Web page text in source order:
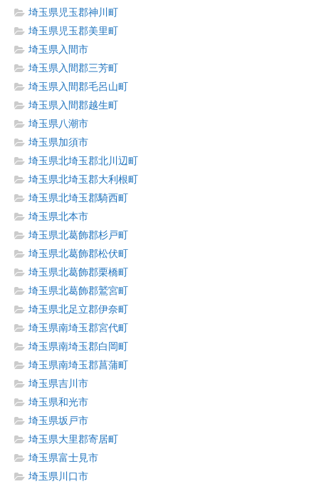
埼玉県児玉郡神川町
埼玉県児玉郡美里町
埼玉県入間市
埼玉県入間郡三芳町
埼玉県入間郡毛呂山町
埼玉県入間郡越生町
埼玉県八潮市
埼玉県加須市
埼玉県北埼玉郡北川辺町
埼玉県北埼玉郡大利根町
埼玉県北埼玉郡騎西町
埼玉県北本市
埼玉県北葛飾郡杉戸町
埼玉県北葛飾郡松伏町
埼玉県北葛飾郡栗橋町
埼玉県北葛飾郡鷲宮町
埼玉県北足立郡伊奈町
埼玉県南埼玉郡宮代町
埼玉県南埼玉郡白岡町
埼玉県南埼玉郡菖蒲町
埼玉県吉川市
埼玉県和光市
埼玉県坂戸市
埼玉県大里郡寄居町
埼玉県富士見市
埼玉県川口市